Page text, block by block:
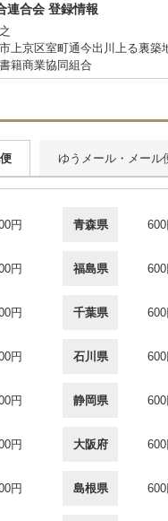
連合会 登録情報
上京区室町通今出川上る裏
籍商業協同組合
ゆうメール・メール
円 青森県 600
円 福島県 600
円 千葉県 600
円 石川県 600
円 静岡県 600
円 大阪府 600
円 島根県 600